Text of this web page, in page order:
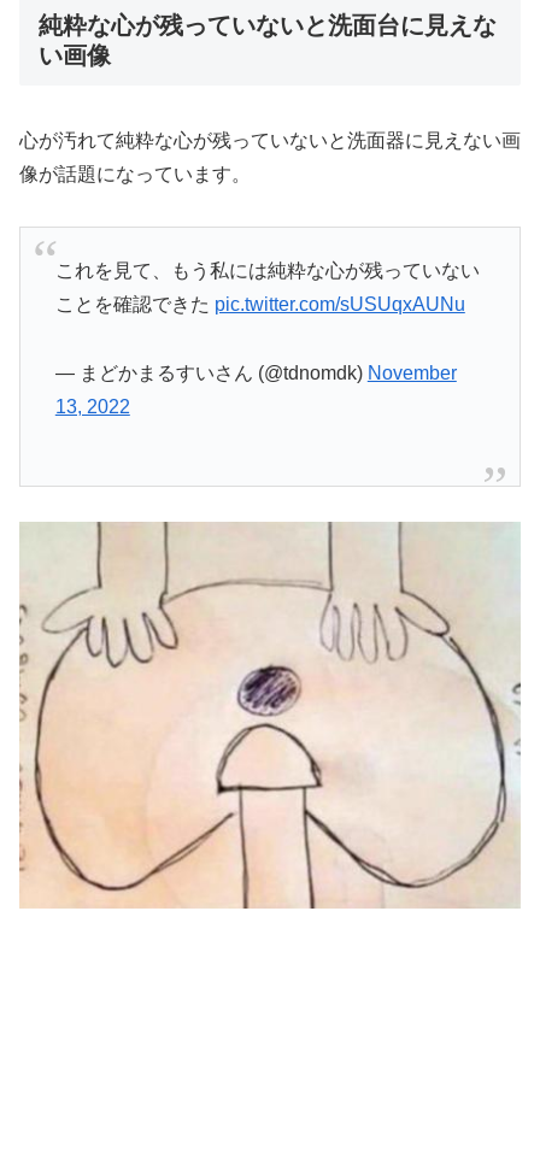
純粋な心が残っていないと洗面台に見えな
い画像
心が汚れて純粋な心が残っていないと洗面器に見えない画
像が話題になっています。
これを見て、もう私には純粋な心が残っていない
ことを確認できた pic.twitter.com/sUSUqxAUNu
— まどかまるすいさん (@tdnomdk) November
13, 2022